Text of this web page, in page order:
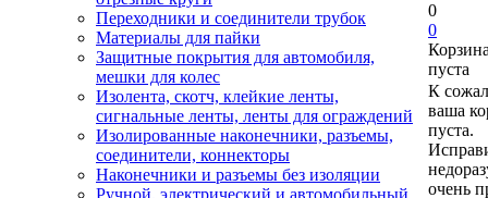
Переходники и соединители трубок
Материалы для пайки
Защитные покрытия для автомобиля,
мешки для колес
Изолента, скотч, клейкие ленты,
сигнальные ленты, ленты для ограждений
Изолированные наконечники, разъемы,
соединители, коннекторы
Наконечники и разъемы без изоляции
Ручной, электрический и автомобильный
0
0
пуста
К
ваша
пуста.
очень